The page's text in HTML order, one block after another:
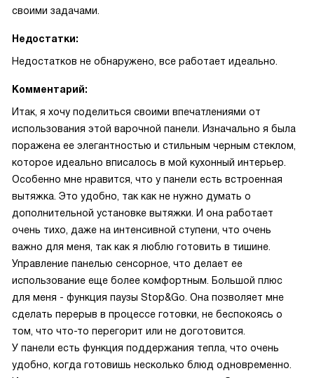
своими задачами.
Недостатки:
Недостатков не обнаружено, все работает идеально.
Комментарий:
Итак, я хочу поделиться своими впечатлениями от
использования этой варочной панели. Изначально я была
поражена ее элегантностью и стильным черным стеклом,
которое идеально вписалось в мой кухонный интерьер.
Особенно мне нравится, что у панели есть встроенная
вытяжка. Это удобно, так как не нужно думать о
дополнительной установке вытяжки. И она работает
очень тихо, даже на интенсивной ступени, что очень
важно для меня, так как я люблю готовить в тишине.
Управление панелью сенсорное, что делает ее
использование еще более комфортным. Большой плюс
для меня - функция паузы Stop&Go. Она позволяет мне
сделать перерыв в процессе готовки, не беспокоясь о
том, что что-то перегорит или не доготовится.
У панели есть функция поддержания тепла, что очень
удобно, когда готовишь несколько блюд одновременно.